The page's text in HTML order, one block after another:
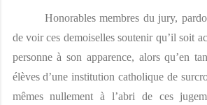
Honorables membres du jury,
de voir ces demoiselles soutenir qu’il soit
personne à son apparence, alors qu’en
élèves d’une institution catholique de
mêmes nullement à l’abri de ces